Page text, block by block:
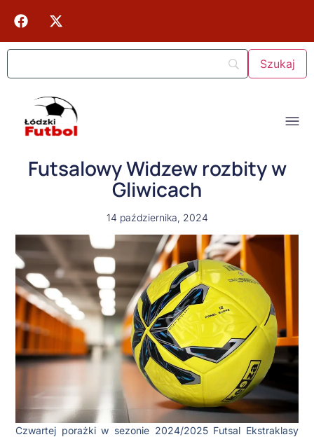
Futsalowy Widzew rozbity w
Gliwicach
14 października, 2024
Czwartej porażki w sezonie 2024/2025 Futsal Ekstraklasy